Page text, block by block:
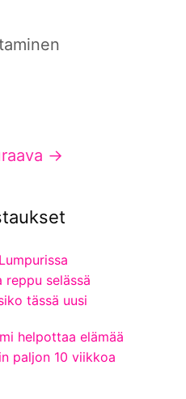
→
reppu selässä
tässä uusi
helpottaa elämää
paljon 10 viikkoa